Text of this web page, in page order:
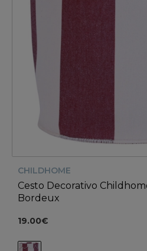
CHILDHOME
Cesto Decorativo
Bordeux
19.00€